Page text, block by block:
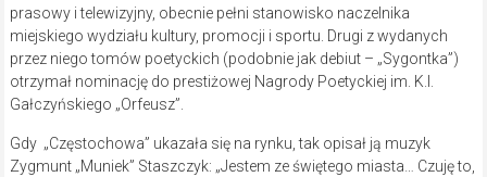
prasowy i telewizyjny, obecnie pełni stanowisko naczelnika
miejskiego wydziału kultury, promocji i sportu. Drugi z wydanych
przez niego tomów poetyckich (podobnie jak debiut – „Sygontka”)
otrzymał nominację do prestiżowej Nagrody Poetyckiej im. K.I.
Gałczyńskiego „Orfeusz”.
Gdy „Częstochowa” ukazała się na rynku, tak opisał ją muzyk
Zygmunt „Muniek” Staszczyk: „Jestem ze świętego miasta… Czuję to,